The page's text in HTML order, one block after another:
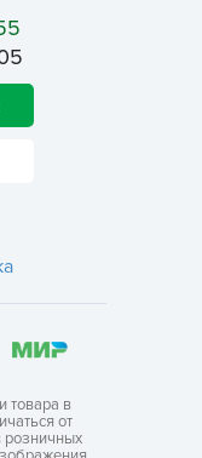
товара в
от
розничных